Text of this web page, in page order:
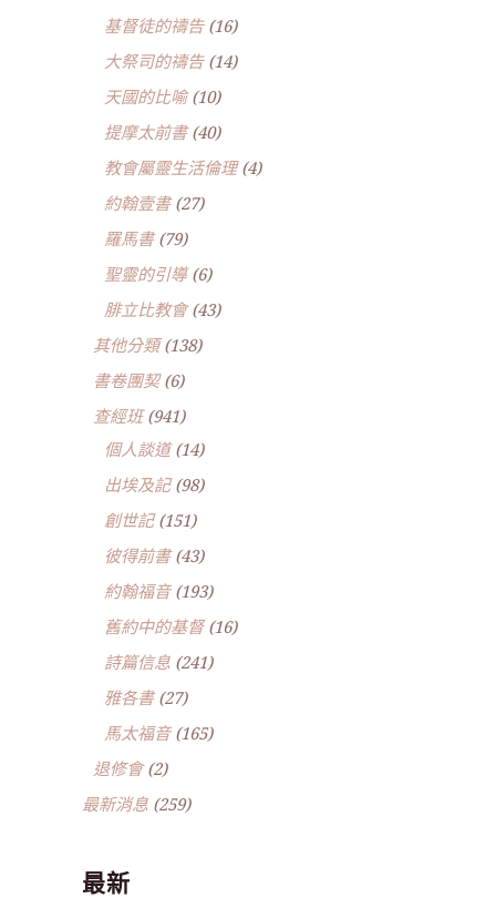
基督徒的禱告(16)
大祭司的禱告(14)
天國的比喻(10)
提摩太前書(40)
教會屬靈生活倫理(4)
約翰壹書(27)
羅馬書(79)
聖靈的引導(6)
腓立比教會(43)
其他分類(138)
書卷團契(6)
查經班(941)
個人談道(14)
出埃及記(98)
創世記(151)
彼得前書(43)
約翰福音(193)
舊約中的基督(16)
詩篇信息 (241)
雅各書(27)
馬太福音(165)
退修會(2)
最新消息 (259)
最新